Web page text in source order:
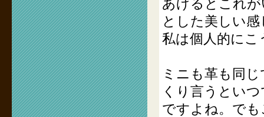
あげるとこれ
とした美しい
私は個人的にこ
ミニも革も同
くり言うとい
ですよね。で